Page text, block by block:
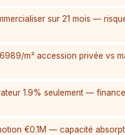
sur 21 mois —
m² accession privée vs
1.9% seulement —
€0.1M — capacité